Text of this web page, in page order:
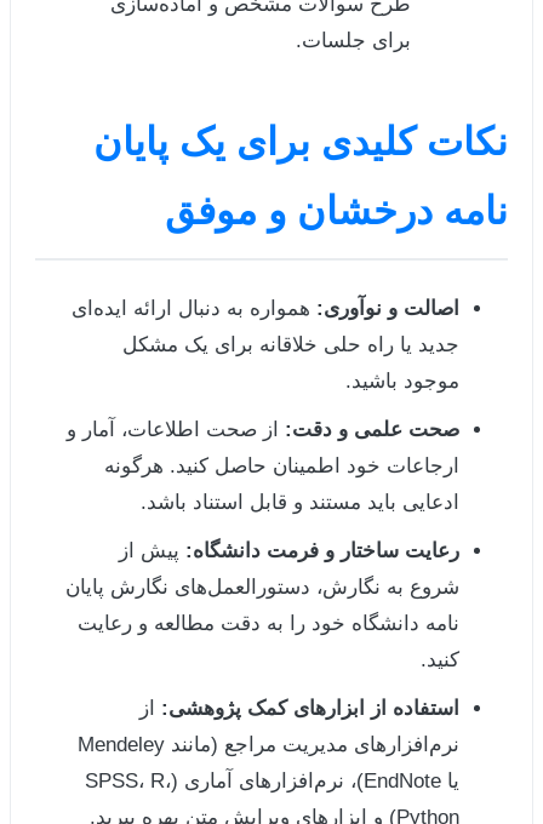
برای جلسات.
نکات کلیدی برای یک پایان
نامه درخشان و موفق
اصالت و نوآوری: همواره به دنبال ارائه ایده‌ای
جدید یا راه حلی خلاقانه برای یک مشکل
موجود باشید.
صحت علمی و دقت: از صحت اطلاعات، آمار و
ارجاعات خود اطمینان حاصل کنید. هرگونه
ادعایی باید مستند و قابل استناد باشد.
رعایت ساختار و فرمت دانشگاه: پیش از
شروع به نگارش، دستورالعمل‌های نگارش پایان
نامه دانشگاه خود را به دقت مطالعه و رعایت
کنید.
استفاده از ابزارهای کمک پژوهشی: از
نرم‌افزارهای مدیریت مراجع (مانند Mendeley
یا EndNote)، نرم‌افزارهای آماری (SPSS، R،
Python) و ابزارهای ویرایش متن بهره ببرید.